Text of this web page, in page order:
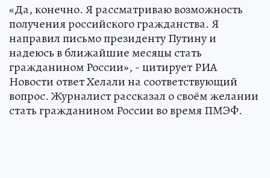
«Да, конечно. Я рассматриваю возможность
получения российского гражданства. Я
направил письмо президенту Путину и
надеюсь в ближайшие месяцы стать
гражданином России», - цитирует РИА
Новости ответ Хелали на соответствующий
вопрос. Журналист рассказал о своём желании
стать гражданином России во время ПМЭФ.